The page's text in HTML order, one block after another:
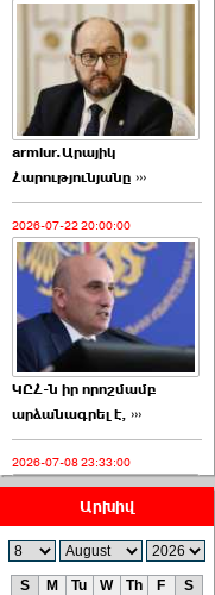
armlur.Արայիկ
Հարությունյանը ›››
2026-07-22 20:00:00
ԿԸՀ-ն իր որոշմամբ
արձանագրել է, ›››
2026-07-08 23:33:00
Արխիվ
S M Tu W Th F S